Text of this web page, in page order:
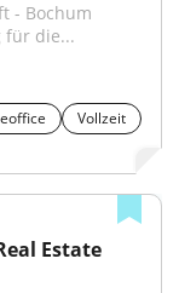
- Bochum
für die...
Vollzeit
Estate